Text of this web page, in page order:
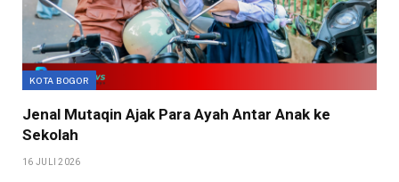
KOTA BOGOR
Jenal Mutaqin Ajak Para Ayah Antar Anak ke
Sekolah
16 JULI 2026